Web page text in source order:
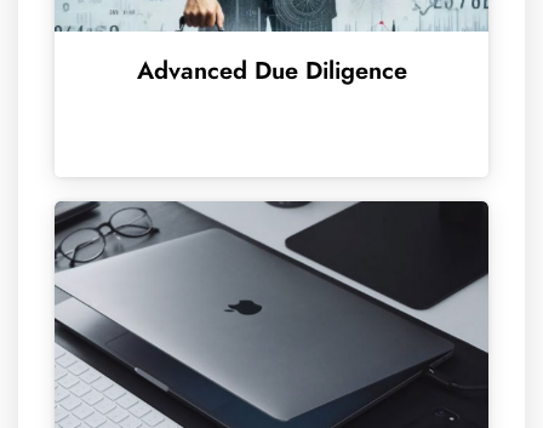
Advanced Due Diligence